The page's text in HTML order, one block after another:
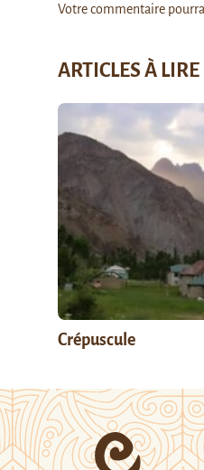
Votre commentaire
ARTICLES À
Crépuscule